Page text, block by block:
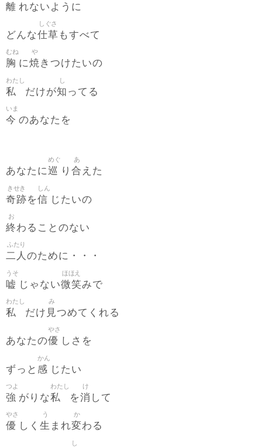
離 れないように
どんな仕草
しぐさ
もすべて
胸
むね
に焼
や
きつけたいの
私
わたし
だけが知
し
ってる
今
いま
のあなたを
あなたに巡
めぐ
り 合
あ
えた
奇跡
きせき
を信
しん
じたいの
終
お
わることのない
二人
ふたり
のために・・・
嘘
うそ
じゃない微笑
ほほえ
みで
私
わたし
だけ 見
み
つめてくれる
あなたの優
やさ
しさを
ずっと 感
かん
じたい
強
つよ
がりな私
わたし
を消
け
して
優
やさ
しく 生
う
まれ変
か
わる
し